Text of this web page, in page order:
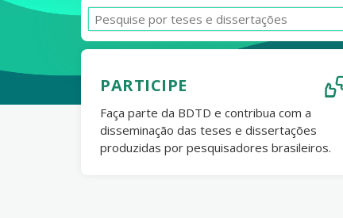
PARTICIPE
Faça parte da BDTD e contribua com a
disseminação das teses e dissertações
produzidas por pesquisadores brasileiros.